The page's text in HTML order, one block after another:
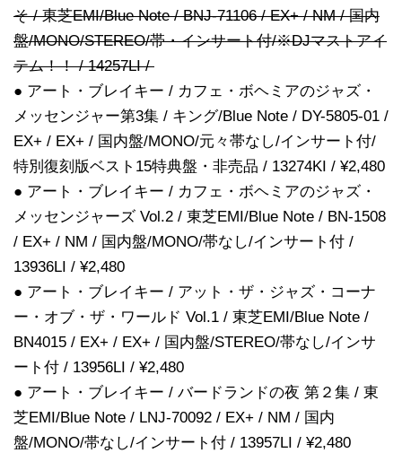
そ / 東芝EMI/Blue Note / BNJ-71106 / EX+ / NM / 国内
盤/MONO/STEREO/帯・インサート付/※DJマストアイ
テム！！ / 14257LI /
● アート・ブレイキー / カフェ・ボヘミアのジャズ・
メッセンジャー第3集 / キング/Blue Note / DY-5805-01 /
EX+ / EX+ / 国内盤/MONO/元々帯なし/インサート付/
特別復刻版ベスト15特典盤・非売品 / 13274KI / ¥2,480
● アート・ブレイキー / カフェ・ボヘミアのジャズ・
メッセンジャーズ Vol.2 / 東芝EMI/Blue Note / BN-1508
/ EX+ / NM / 国内盤/MONO/帯なし/インサート付 /
13936LI / ¥2,480
● アート・ブレイキー / アット・ザ・ジャズ・コーナ
ー・オブ・ザ・ワールド Vol.1 / 東芝EMI/Blue Note /
BN4015 / EX+ / EX+ / 国内盤/STEREO/帯なし/インサ
ート付 / 13956LI / ¥2,480
● アート・ブレイキー / バードランドの夜 第２集 / 東
芝EMI/Blue Note / LNJ-70092 / EX+ / NM / 国内
盤/MONO/帯なし/インサート付 / 13957LI / ¥2,480